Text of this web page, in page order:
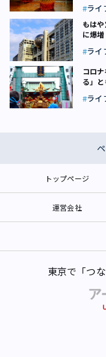
ライ
もは
に爆
ライ
コロ
る」
ライ
トップページ
運営会社
東京で「つ